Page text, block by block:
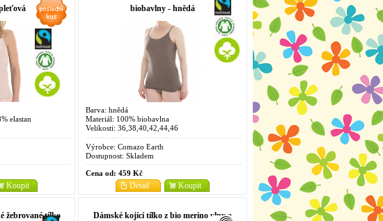
elastan
Koupit
biobavlny - hnědá
Barva: hnědá
Materiál: 100% biobavlna
Velikosti: 36,38,40,42,44,46
Výrobce: Comazo Earth
Dostupnost: Skladem
Cena od: 459 Kč
Koupit
Detail
žebrované tílko
Dámské kojící tílko z bio merino vlny a